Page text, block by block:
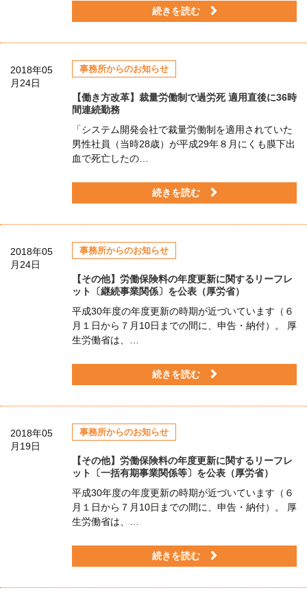
続きを読む
2018年05
月24日
事務所からのお知らせ
【働き方改革】裁量労働制で過労死 適用直後に36時
間連続勤務
「システム開発会社で裁量労働制を適用されていた
男性社員（当時28歳）が平成29年８月にくも膜下出
血で死亡したの…
続きを読む
2018年05
月24日
事務所からのお知らせ
【その他】労働保険料の年度更新に関するリーフレ
ット〔継続事業関係〕を公表（厚労省）
平成30年度の年度更新の時期が近づいています（６
月１日から７月10日までの間に、申告・納付）。 厚
生労働省は、…
続きを読む
2018年05
月19日
事務所からのお知らせ
【その他】労働保険料の年度更新に関するリーフレ
ット〔一括有期事業関係等〕を公表（厚労省）
平成30年度の年度更新の時期が近づいています（６
月１日から７月10日までの間に、申告・納付）。 厚
生労働省は、…
続きを読む